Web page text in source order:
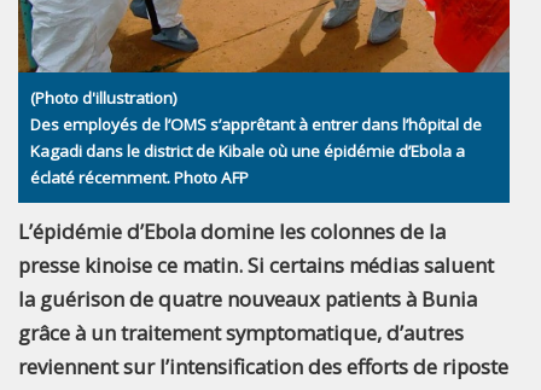
(Photo d'illustration)
Des employés de l’OMS s’apprêtant à entrer dans l’hôpital de
Kagadi dans le district de Kibale où une épidémie d’Ebola a
éclaté récemment. Photo AFP
L’épidémie d’Ebola domine les colonnes de la
presse kinoise ce matin. Si certains médias saluent
la guérison de quatre nouveaux patients à Bunia
grâce à un traitement symptomatique, d’autres
reviennent sur l’intensification des efforts de riposte